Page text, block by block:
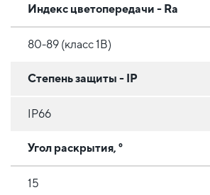
Индекс цветопередачи - Ra
80-89 (класс 1B)
Степень защиты - IP
IP66
Угол раскрытия, °
15